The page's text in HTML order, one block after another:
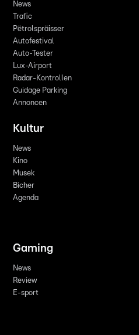
News
Trafic
Pëtrolspräisser
Autofestival
Auto-Tester
Lux-Airport
Radar-Kontrollen
Guidage Parking
Annoncen
Kultur
News
Kino
Musek
Bicher
Agenda
Gaming
News
Review
E-sport